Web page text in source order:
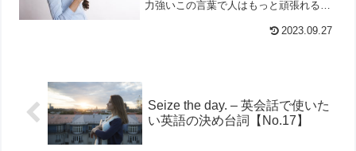
力強いこの言葉で人はもっと頑張れる。
2023.09.27
Seize the day. – 英会話で使いた
い英語の決め台詞【No.17】